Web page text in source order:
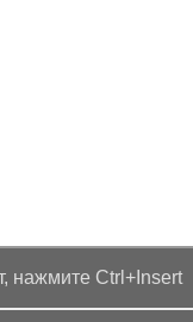
нажмите Ctrl+Insert